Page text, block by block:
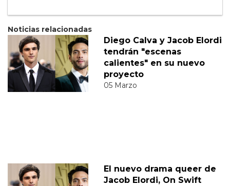
Noticias relacionadas
Diego Calva y Jacob Elordi
tendrán "escenas
calientes" en su nuevo
proyecto
05 Marzo
El nuevo drama queer de
Jacob Elordi, On Swift